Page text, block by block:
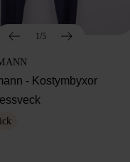
1/5
- Kostymbyxor